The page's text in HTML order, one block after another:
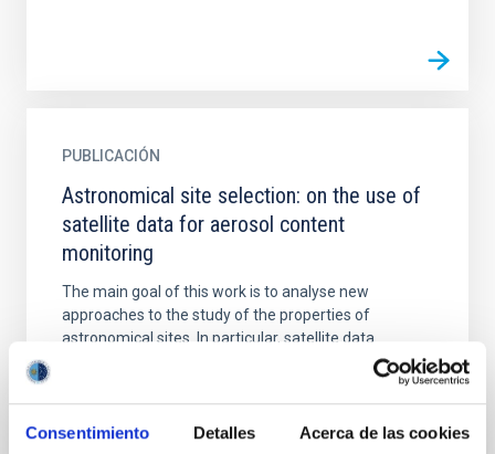
Consentimiento Detalles Acerca de las cookies
PUBLICACIÓN
Astronomical site selection: on the use of
satellite data for aerosol content
monitoring
The main goal of this work is to analyse new
approaches to the study of the properties of
astronomical sites. In particular, satellite data